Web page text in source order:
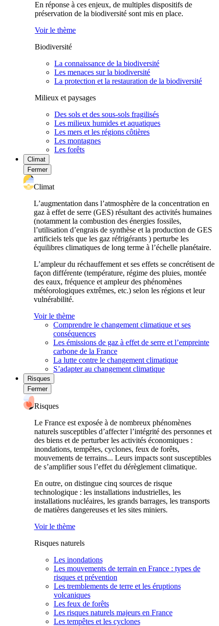
En réponse à ces enjeux, de multiples dispositifs de
préservation de la biodiversité sont mis en place.
Voir le thème
Biodiversité
La connaissance de la biodiversité
Les menaces sur la biodiversité
La protection et la restauration de la biodiversité
Milieux et paysages
Des sols et des sous-sols fragilisés
Les milieux humides et aquatiques
Les mers et les régions côtières
Les montagnes
Les forêts
Climat
Fermer
Climat
L’augmentation dans l’atmosphère de la concentration en
gaz à effet de serre (GES) résultant des activités humaines
(notamment la combustion des énergies fossiles,
l’utilisation d’engrais de synthèse et la production de GES
artificiels tels que les gaz réfrigérants ) perturbe les
équilibres climatiques de long terme à l’échelle planétaire.
L’ampleur du réchauffement et ses effets se concrétisent de
façon différente (température, régime des pluies, montée
des eaux, fréquence et ampleur des phénomènes
météorologiques extrêmes, etc.) selon les régions et leur
vulnérabilité.
Voir le thème
Comprendre le changement climatique et ses
conséquences
Les émissions de gaz à effet de serre et l’empreinte
carbone de la France
La lutte contre le changement climatique
S’adapter au changement climatique
Risques
Fermer
Risques
Le France est exposée à de nombreux phénomènes
naturels susceptibles d’affecter l’intégrité des personnes et
des biens et de perturber les activités économiques :
inondations, tempêtes, cyclones, feux de forêts,
mouvements de terrains... Leurs impacts sont susceptibles
de s’amplifier sous l’effet du dérèglement climatique.
En outre, on distingue cinq sources de risque
technologique : les installations industrielles, les
installations nucléaires, les grands barrages, les transports
de matières dangereuses et les sites miniers.
Voir le thème
Risques naturels
Les inondations
Les mouvements de terrain en France : types de
risques et prévention
Les tremblements de terre et les éruptions
volcaniques
Les feux de forêts
Les risques naturels majeurs en France
Les tempêtes et les cyclones